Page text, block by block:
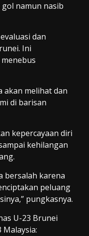
namun nasib
dan
Ini
akan melihat dan
di barisan
kepercayaan diri
kehilangan
bersalah karena
peluang
pungkasnya.
U-23 Brunei
Malaysia: